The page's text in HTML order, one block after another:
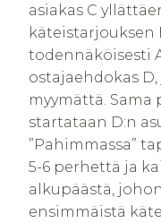
asiakas C
käteistarjouksen
todennäköisesti
ostajaehdokas
myymättä. Sama
startataan D:n
”Pahimmassa”
5-6 perhettä ja
alkupäästä,
ensimmäistä